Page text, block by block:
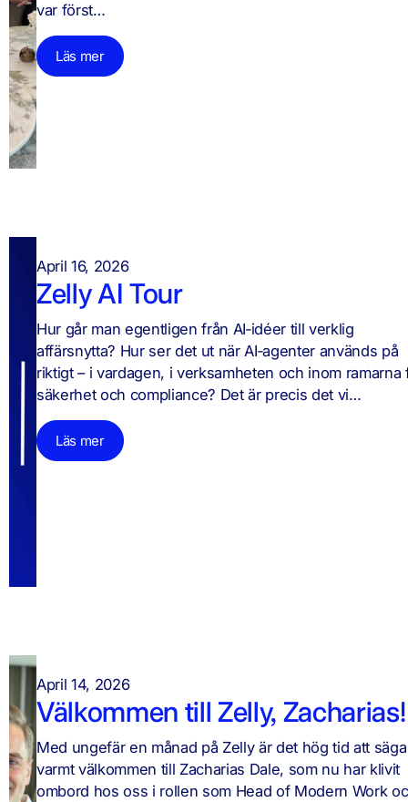
var först…
Läs mer
April 16, 2026
Zelly AI Tour
Hur går man egentligen från AI‑idéer till verklig
affärsnytta? Hur ser det ut när AI‑agenter används på
riktigt – i vardagen, i verksamheten och inom ramarna
säkerhet och compliance? Det är precis det vi…
Läs mer
April 14, 2026
Välkommen till Zelly,
Med ungefär en månad på Zelly är det hög tid att säga
varmt välkommen till Zacharias Dale, som nu har klivit
ombord hos oss i rollen som Head of Modern Work